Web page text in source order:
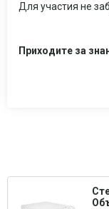
Для участия не
Приходите за